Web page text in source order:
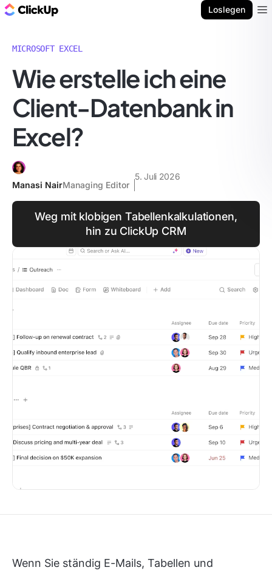
Loslegen
MICROSOFT EXCEL
Wie erstelle ich eine
Client-Datenbank in
Excel?
Manasi NairManaging Editor
5. Juli 2026
Weg mit klobigen Tabellenkalkulationen,
hin zu ClickUp CRM
Wenn Sie ständig E-Mails, Tabellen und